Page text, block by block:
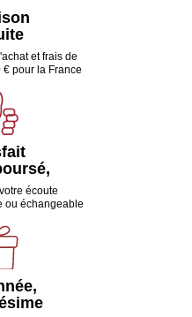
et frais de
pour la France
écoute
ou échangeable